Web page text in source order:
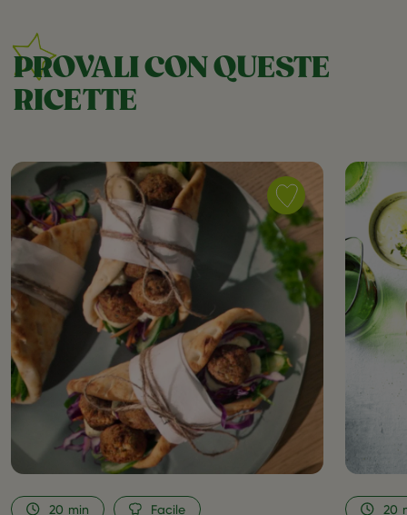
PROVALI CON QUESTE
RICETTE
Save
recipe
Pita
veggie
con
falafel
favorite
20 min Facile 20